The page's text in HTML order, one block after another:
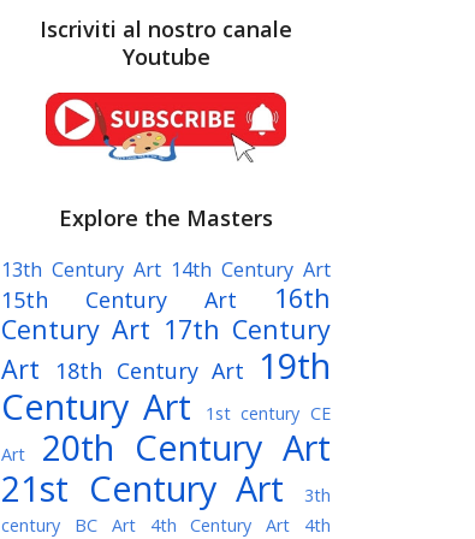
Iscriviti al nostro canale
Youtube
Explore the Masters
13th Century Art 14th Century Art
15th Century Art
16th
Century Art 17th Century
Art
18th Century Art
19th
Century Art
1st century CE
Art
20th Century Art
21st Century Art
3th
century BC Art
4th Century Art
4th